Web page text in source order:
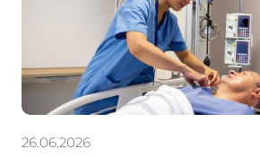
26.06.2026